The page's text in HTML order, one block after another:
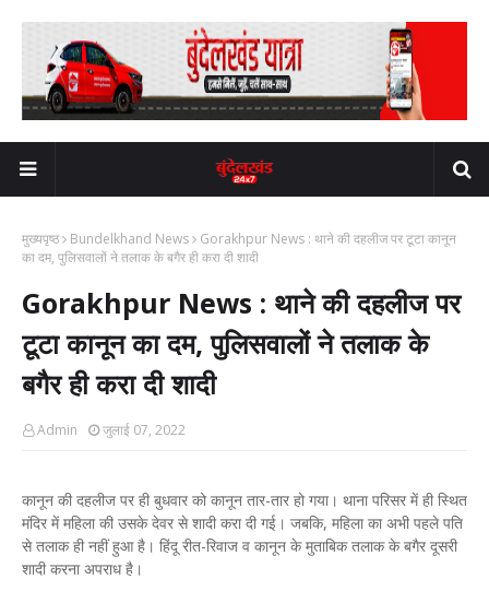
मुख्यपृष्ठ Bundelkhand News
Gorakhpur News : थाने की दहलीज पर टूटा कानून
का दम, पुलिसवालों ने तलाक के बगैर ही करा दी शादी
Gorakhpur News : थाने की दहलीज पर
टूटा कानून का दम, पुलिसवालों ने तलाक के
बगैर ही करा दी शादी
Admin जुलाई 07, 2022
कानून की दहलीज पर ही बुधवार को कानून तार-तार हो गया। थाना परिसर में ही स्थित
मंदिर में महिला की उसके देवर से शादी करा दी गई। जबकि, महिला का अभी पहले पति
से तलाक ही नहीं हुआ है। हिंदू रीत-रिवाज व कानून के मुताबिक तलाक के बगैर दूसरी
शादी करना अपराध है।